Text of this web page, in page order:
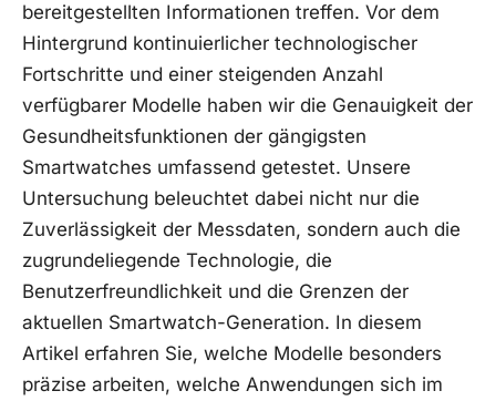
bereitgestellten‌ Informationen treffen. Vor dem
Hintergrund kontinuierlicher technologischer
Fortschritte und einer steigenden Anzahl
verfügbarer Modelle haben ‍wir die Genauigkeit der
Gesundheitsfunktionen der gängigsten
Smartwatches umfassend getestet. Unsere
Untersuchung beleuchtet dabei nicht nur die‌
Zuverlässigkeit der Messdaten, sondern auch die
zugrundeliegende Technologie, die
Benutzerfreundlichkeit und die​ Grenzen‍ der
aktuellen Smartwatch-Generation. ⁣In diesem
Artikel erfahren Sie, welche Modelle besonders
präzise arbeiten, welche Anwendungen ⁢sich im